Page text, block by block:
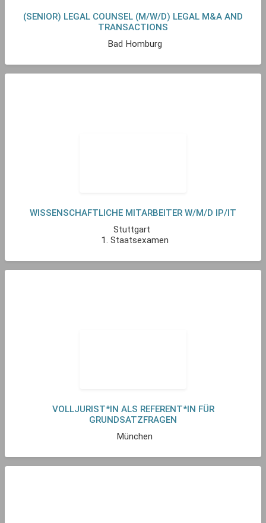
(SENIOR) LEGAL COUNSEL (M/W/D) LEGAL M&A AND
TRANSACTIONS
Bad Homburg
WISSENSCHAFTLICHE MITARBEITER W/M/D IP/IT
Stuttgart
1. Staatsexamen
VOLLJURIST*IN ALS REFERENT*IN FÜR
GRUNDSATZFRAGEN
München